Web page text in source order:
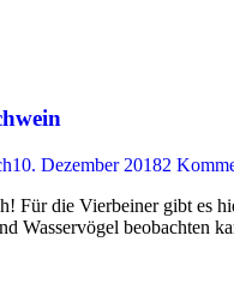
10. Dezember 20182
Für die Vierbeiner gibt es
Wasservögel beobachten